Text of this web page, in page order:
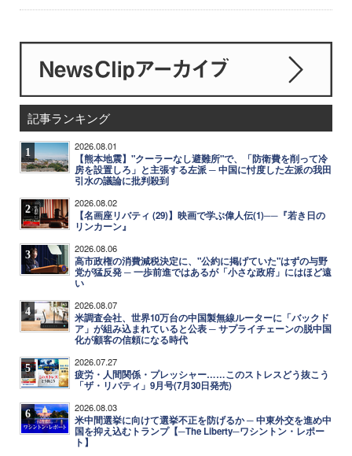
記事ランキング
1 2026.08.01
【熊本地震】"クーラーなし避難所"で、「防衛費を削って冷
房を設置しろ」と主張する左派 ─ 中国に忖度した左派の我田
引水の議論に批判殺到
2 2026.08.02
【名画座リバティ (29)】映画で学ぶ偉人伝(1)──『若き日の
リンカーン』
3 2026.08.06
高市政権の消費減税決定に、"公約に掲げていた"はずの与野
党が猛反発 ─ 一歩前進ではあるが「小さな政府」にはほど遠
い
4 2026.08.07
米調査会社、世界10万台の中国製無線ルーターに「バックド
ア」が組み込まれていると公表 ─ サプライチェーンの脱中国
化が顧客の信頼になる時代
5 2026.07.27
疲労・人間関係・プレッシャー……このストレスどう抜こう
「ザ・リバティ」9月号(7月30日発売)
6 2026.08.03
米中間選挙に向けて選挙不正を防げるか ─ 中東外交を進め中
国を抑え込むトランプ【─The Liberty─ワシントン・レポー
ト】